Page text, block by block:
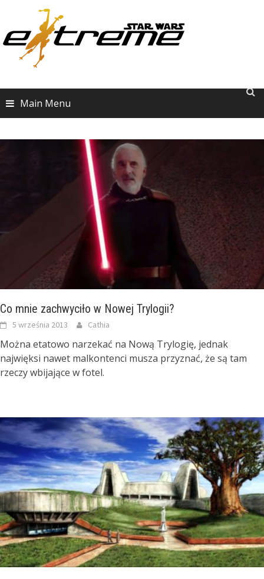
content
Main Menu
Co mnie zachwyciło w Nowej Trylogii?
5 września 2013 Cathia
Można etatowo narzekać na Nową Trylogię, jednak
najwięksi nawet malkontenci musza przyznać, że są tam
rzeczy wbijające w fotel.